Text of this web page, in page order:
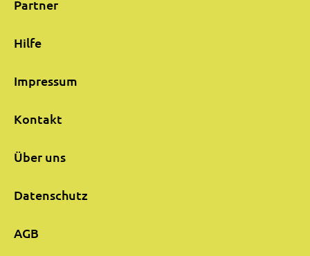
Partner
Hilfe
Impressum
Kontakt
Über uns
Datenschutz
AGB